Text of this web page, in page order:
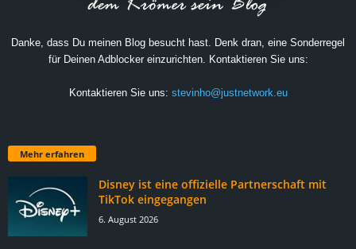
Danke, dass Du meinen Blog besucht hast. Denk dran, eine Sonderregel
für Deinen Adblocker einzurichten. Kontaktieren Sie uns:
Kontaktieren Sie uns: stevinho@justnetwork.eu
Mehr erfahren
Disney ist eine offizielle Partnerschaft mit
TikTok eingegangen
6. August 2026